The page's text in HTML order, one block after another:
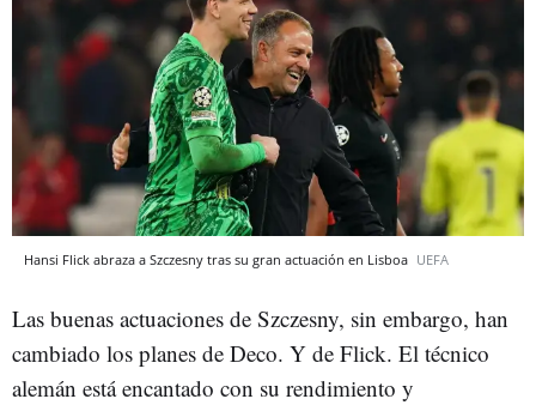
Hansi Flick abraza a Szczesny tras su gran actuación en Lisboa UEFA
Las buenas actuaciones de Szczesny, sin embargo, han
cambiado los planes de Deco. Y de Flick. El técnico
alemán está encantado con su rendimiento y